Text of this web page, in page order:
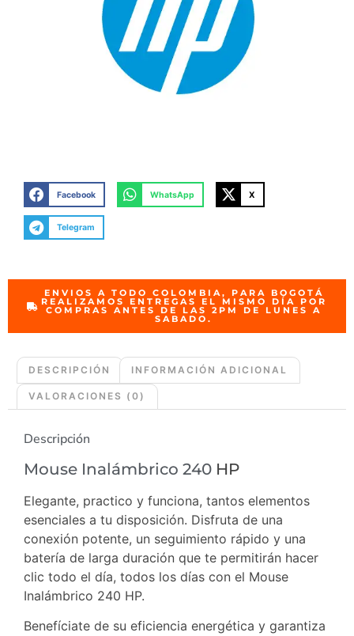
Facebook WhatsApp X
Telegram
ENVIOS A TODO COLOMBIA, PARA BOGOTÁ
REALIZAMOS ENTREGAS EL MISMO DÍA POR
COMPRAS ANTES DE LAS 2PM DE LUNES A
SABADO.
DESCRIPCIÓN INFORMACIÓN ADICIONAL
VALORACIONES (0)
Descripción
Mouse Inalámbrico 240 HP
Elegante, practico y funciona, tantos elementos
esenciales a tu disposición. Disfruta de una
conexión potente, un seguimiento rápido y una
batería de larga duración que te permitirán hacer
clic todo el día, todos los días con el Mouse
Inalámbrico 240 HP.
Benefíciate de su eficiencia energética y garantiza